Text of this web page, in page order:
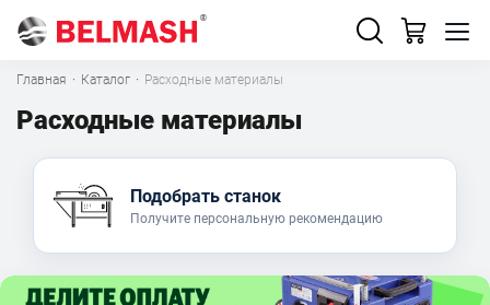
Главная · Каталог · Расходные материалы
Расходные материалы
Подобрать станок
Получите персональную рекомендацию